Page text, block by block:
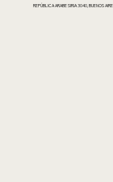
REPÚBLICA ARABE SIRIA 3040, BUENOS